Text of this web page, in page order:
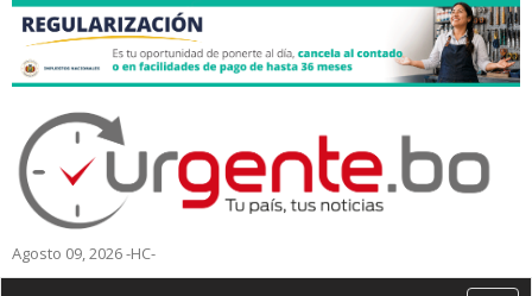
Agosto 09, 2026 -HC-